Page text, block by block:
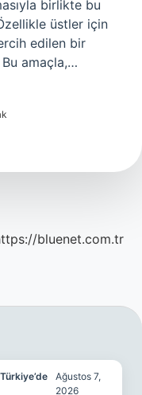
birlikte bu
üstler için
edilen bir
Bu amaçla,…
bluenet.com.tr
Ağustos 7,
2026